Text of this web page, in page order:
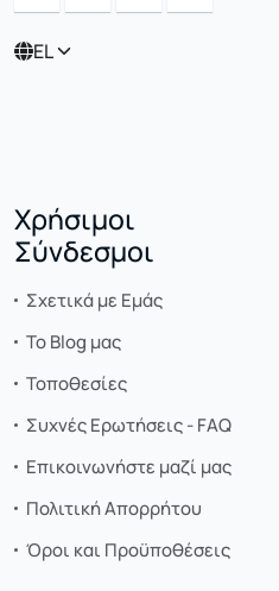
EL
Χρήσιμοι
Σύνδεσμοι
Σχετικά με Εμάς
Το Blog μας
Τοποθεσίες
Συχνές Ερωτήσεις - FAQ
Επικοινωνήστε μαζί μας
Πολιτική Απορρήτου
Όροι και Προϋποθέσεις